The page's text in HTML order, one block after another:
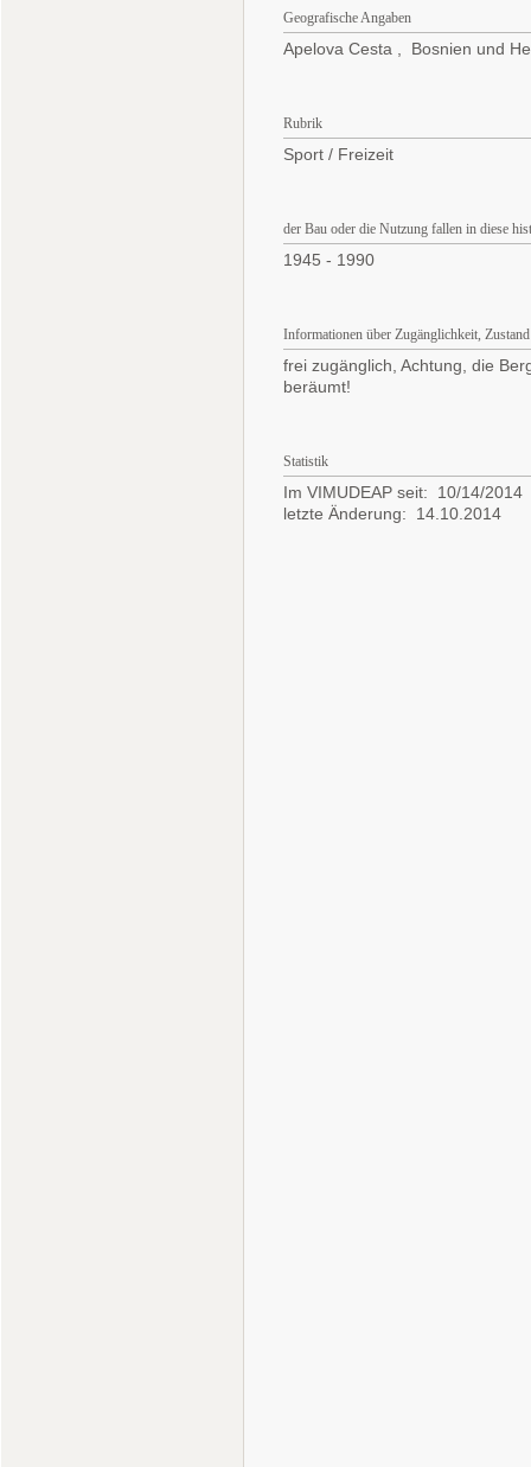
Geografische Angaben
Apelova Cesta , Bosnien und
Rubrik
Sport / Freizeit
der Bau oder die Nutzung fallen in diese
1945 - 1990
Informationen über Zugänglichkeit,
frei zugänglich, Achtung, die
beräumt!
Statistik
Im VIMUDEAP seit: 10/14/2014
letzte Änderung: 14.10.2014